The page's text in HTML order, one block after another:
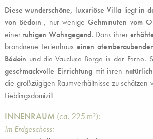
Diese wunderschöne, luxuriöse Villa liegt in
von Bédoin , nur wenigeGehminuten vom
einer ruhigen Wohngegend. Dank ihrer
brandneue Ferienhauseinen
Bédoin und die Vaucluse-Berge in der Ferne.
geschmackvolle Einrichtung mit ihren
die großzügigen Raumverhältnisse zu schätzen
Lieblingsdomizil!
INNENRAUM (ca. 225 m²):
Im Erdgeschoss: